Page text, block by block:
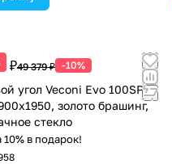
₽49 379 ₽ -10%
угол Veconi Evo 100SP G
золото брашинг,
стекло
10% в подарок!